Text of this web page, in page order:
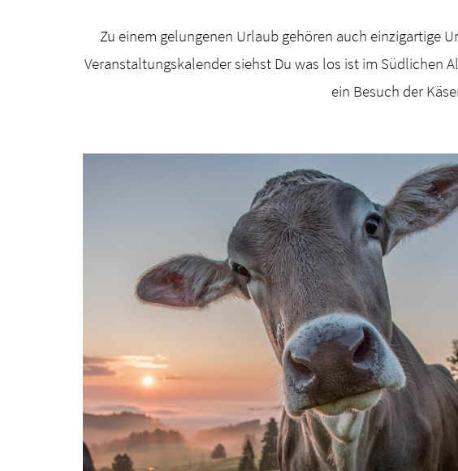
Zu einem gelungenen Urlaub gehören auch einzigartige
Veranstaltungskalender siehst Du was los ist im Südlichen
ein Besuch der